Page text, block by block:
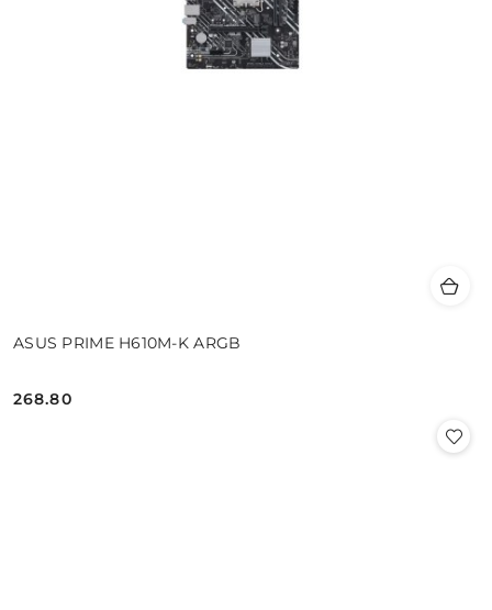
ASUS PRIME H610M-K ARGB
Cena:
268.80